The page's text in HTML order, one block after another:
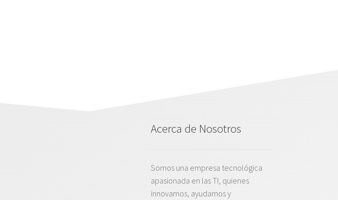
Acerca de Nosotros
Somos una empresa tecnológica
apasionada en las TI, quienes
innovamos, ayudamos y